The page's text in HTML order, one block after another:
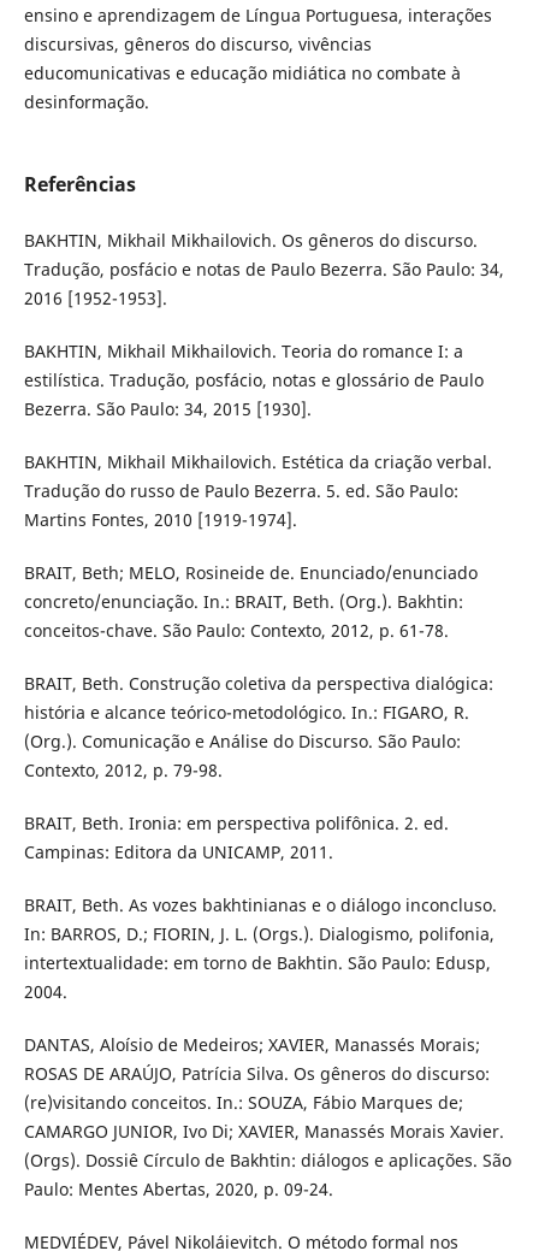
ensino e aprendizagem de Língua Portuguesa, interações
discursivas, gêneros do discurso, vivências
educomunicativas e educação midiática no combate à
desinformação.
Referências
BAKHTIN, Mikhail Mikhailovich. Os gêneros do discurso.
Tradução, posfácio e notas de Paulo Bezerra. São Paulo: 34,
2016 [1952-1953].
BAKHTIN, Mikhail Mikhailovich. Teoria do romance I: a
estilística. Tradução, posfácio, notas e glossário de Paulo
Bezerra. São Paulo: 34, 2015 [1930].
BAKHTIN, Mikhail Mikhailovich. Estética da criação verbal.
Tradução do russo de Paulo Bezerra. 5. ed. São Paulo:
Martins Fontes, 2010 [1919-1974].
BRAIT, Beth; MELO, Rosineide de. Enunciado/enunciado
concreto/enunciação. In.: BRAIT, Beth. (Org.). Bakhtin:
conceitos-chave. São Paulo: Contexto, 2012, p. 61-78.
BRAIT, Beth. Construção coletiva da perspectiva dialógica:
história e alcance teórico-metodológico. In.: FIGARO, R.
(Org.). Comunicação e Análise do Discurso. São Paulo:
Contexto, 2012, p. 79-98.
BRAIT, Beth. Ironia: em perspectiva polifônica. 2. ed.
Campinas: Editora da UNICAMP, 2011.
BRAIT, Beth. As vozes bakhtinianas e o diálogo inconcluso.
In: BARROS, D.; FIORIN, J. L. (Orgs.). Dialogismo, polifonia,
intertextualidade: em torno de Bakhtin. São Paulo: Edusp,
2004.
DANTAS, Aloísio de Medeiros; XAVIER, Manassés Morais;
ROSAS DE ARAÚJO, Patrícia Silva. Os gêneros do discurso:
(re)visitando conceitos. In.: SOUZA, Fábio Marques de;
CAMARGO JUNIOR, Ivo Di; XAVIER, Manassés Morais Xavier.
(Orgs). Dossiê Círculo de Bakhtin: diálogos e aplicações. São
Paulo: Mentes Abertas, 2020, p. 09-24.
MEDVIÉDEV, Pável Nikoláievitch. O método formal nos